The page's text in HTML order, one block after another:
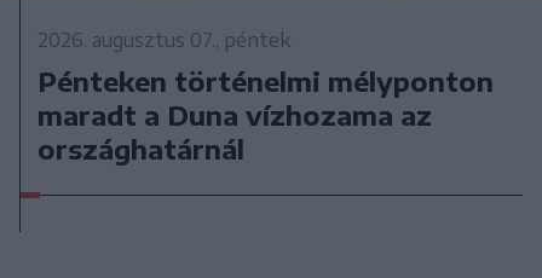
2026. augusztus 07., péntek
Pénteken történelmi mélyponton
maradt a Duna vízhozama az
országhatárnál